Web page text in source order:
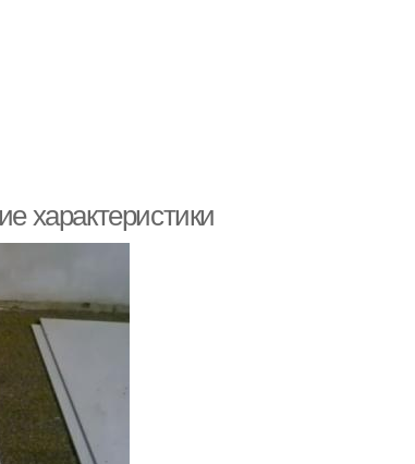
характеристики